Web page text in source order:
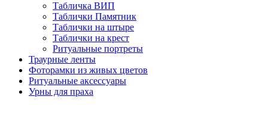
Табличка ВИП
Таблички Памятник
Таблички на штыре
Таблички на крест
Ритуальные портреты
Траурные ленты
Фоторамки из живых цветов
Ритуальные аксессуары
Урны для праха